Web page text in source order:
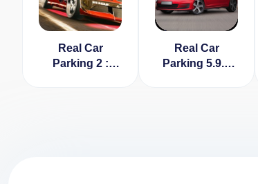
Real Car
Parking 2 :
Real Car
Parking 5.9.4